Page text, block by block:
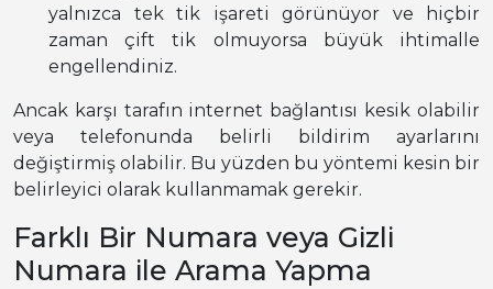
yalnızca tek tik işareti görünüyor ve hiçbir
zaman çift tik olmuyorsa büyük ihtimalle
engellendiniz.
Ancak karşı tarafın internet bağlantısı kesik olabilir
veya telefonunda belirli bildirim ayarlarını
değiştirmiş olabilir. Bu yüzden bu yöntemi kesin bir
belirleyici olarak kullanmamak gerekir.
Farklı Bir Numara veya Gizli
Numara ile Arama Yapma